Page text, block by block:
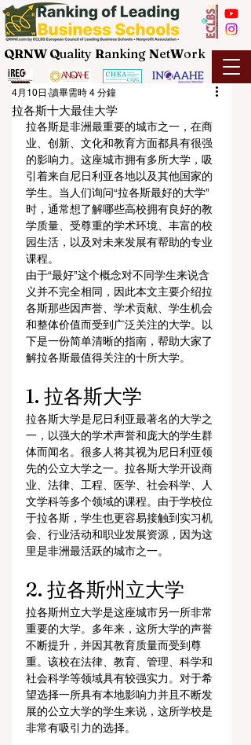
QRNW Quality Ranking NetWork
拉各斯十大最佳大学
4月10日 讀畢需時 4 分鐘
拉各斯是非洲最重要的城市之一，在商
业、创新、文化和教育方面都具有很强
的影响力。这座城市拥有多所大学，吸
引着来自尼日利亚各地以及其他国家的
学生。当人们询问“拉各斯最好的大学”
时，通常想了解哪些高校拥有良好的教
学质量、受尊重的学术环境、丰富的校
园生活，以及对未来发展有帮助的专业
课程。
由于“最好”这个概念对不同学生来说含
义并不完全相同，因此本文主要介绍拉
各斯那些因声誉、学术贡献、学生机会
和整体价值而受到广泛关注的大学。以
下是一份简单清晰的指南，帮助大家了
解拉各斯最值得关注的十所大学。
1. 拉各斯大学
拉各斯大学是尼日利亚最著名的大学之
一，以强大的学术声誉和庞大的学生群
体而闻名。很多人将其视为尼日利亚领
先的公立大学之一。拉各斯大学开设商
业、法律、工程、医学、社会科学、人
文学科等多个领域的课程。由于学校位
于拉各斯，学生也更容易接触到实习机
会、行业活动和职业发展资源，因为这
里是非洲最活跃的城市之一。
2. 拉各斯州立大学
拉各斯州立大学是这座城市另一所非常
重要的大学。多年来，这所大学的声誉
不断提升，并因其教育质量而受到尊
重。该校在法律、教育、管理、科学和
社会科学等领域具有较强实力。对于希
望选择一所具有本地影响力并且不断发
展的公立大学的学生来说，这所学校是
非常有吸引力的选择。